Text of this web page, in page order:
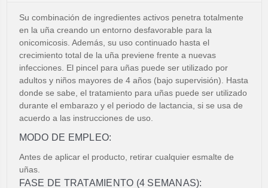
Su combinación de ingredientes activos penetra totalmente
en la uña creando un entorno desfavorable para la
onicomicosis. Además, su uso continuado hasta el
crecimiento total de la uña previene frente a nuevas
infecciones. El pincel para uñas puede ser utilizado por
adultos y niños mayores de 4 años (bajo supervisión). Hasta
donde se sabe, el tratamiento para uñas puede ser utilizado
durante el embarazo y el periodo de lactancia, si se usa de
acuerdo a las instrucciones de uso.
MODO DE EMPLEO:
Antes de aplicar el producto, retirar cualquier esmalte de
uñas.
FASE DE TRATAMIENTO (4 SEMANAS):